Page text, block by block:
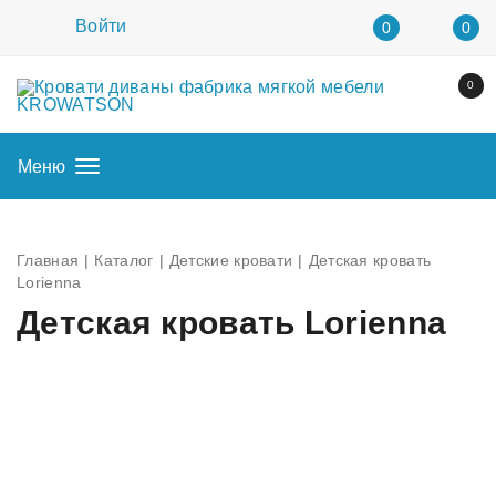
Войти 0 0
0
Меню
Главная Каталог Детские кровати
Детская кровать
Lorienna
Детская кровать Lorienna